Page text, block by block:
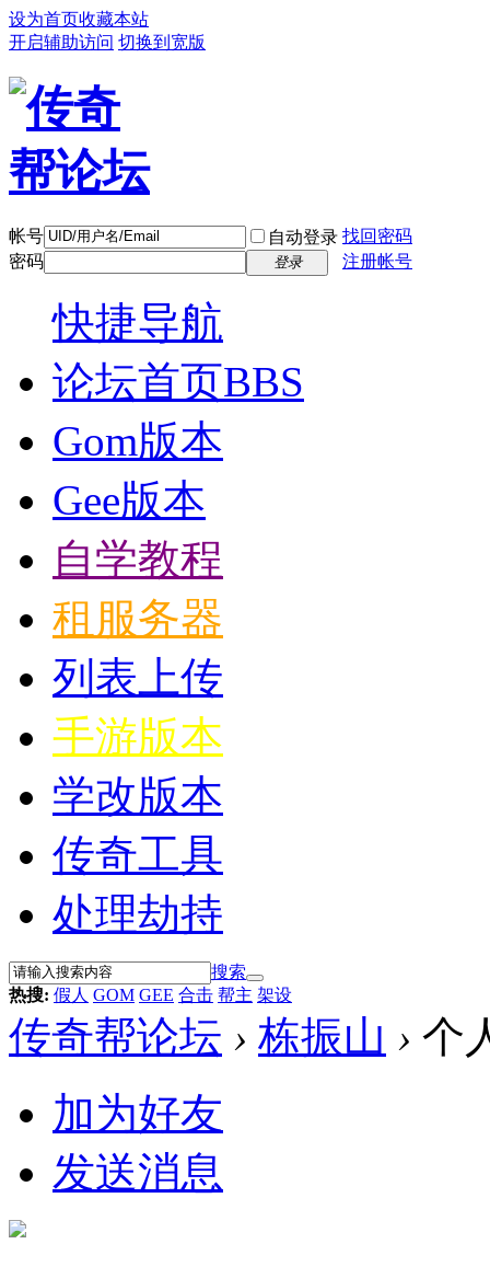
设为首页收藏本站
开启辅助访问 切换到宽版
帐号 自动登录 找回密码
密码
登录 注册帐号
快捷导航
论坛首页BBS
Gom版本
Gee版本
自学教程
租服务器
列表上传
手游版本
学改版本
传奇工具
处理劫持
搜索
热搜: 假人 GOM GEE 合击 帮主 架设
传奇帮论坛 › 栋振山 › 个
加为好友
发送消息